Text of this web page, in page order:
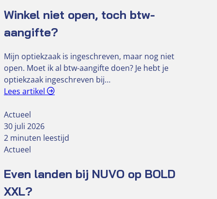
Winkel niet open, toch btw-
aangifte?
Mijn optiekzaak is ingeschreven, maar nog niet
open. Moet ik al btw-aangifte doen? Je hebt je
optiekzaak ingeschreven bij…
Lees artikel
Actueel
30 juli 2026
2 minuten leestijd
Actueel
Even landen bij NUVO op BOLD
XXL?